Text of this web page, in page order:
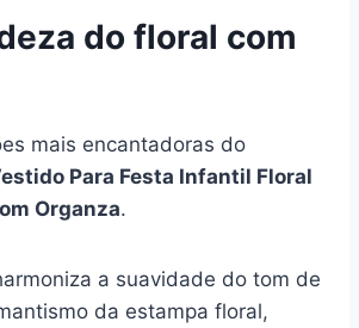
do floral com
mais encantadoras do
Para Festa Infantil Floral
Organza.
a suavidade do tom de
da estampa floral,